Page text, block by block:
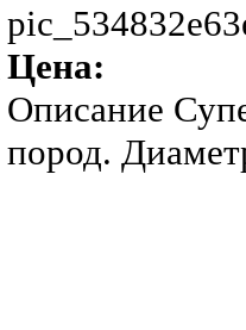
Цена:
Описание
пород.